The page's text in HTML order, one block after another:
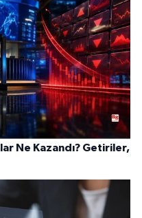
Ne Kazandı? Getiriler,